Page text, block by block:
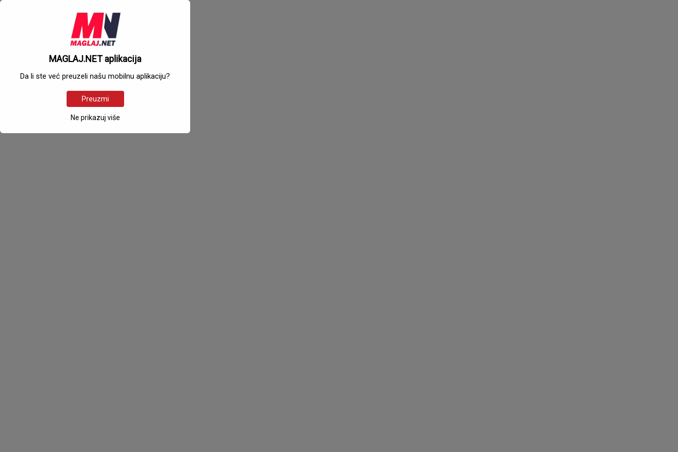
MAGLAJ.NET aplikacija
Da li ste već preuzeli našu mobilnu aplikaciju?
Preuzmi
Ne prikazuj više